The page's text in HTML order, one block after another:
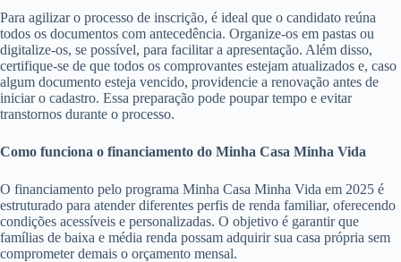
Para agilizar o processo de inscrição, é ideal que o candidato reúna
todos os documentos com antecedência. Organize-os em pastas ou
digitalize-os, se possível, para facilitar a apresentação. Além disso,
certifique-se de que todos os comprovantes estejam atualizados e, caso
algum documento esteja vencido, providencie a renovação antes de
iniciar o cadastro. Essa preparação pode poupar tempo e evitar
transtornos durante o processo.
Como funciona o financiamento do Minha Casa Minha Vida
O financiamento pelo programa Minha Casa Minha Vida em 2025 é
estruturado para atender diferentes perfis de renda familiar, oferecendo
condições acessíveis e personalizadas. O objetivo é garantir que
famílias de baixa e média renda possam adquirir sua casa própria sem
comprometer demais o orçamento mensal.